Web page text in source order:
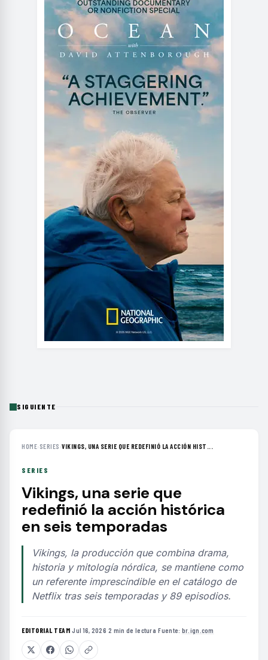
SIGUIENTE
HOME› SERIES ›VIKINGS, UNA SERIE QUE REDEFINIÓ LA ACCIÓN HIST...
SERIES
Vikings, una serie que
redefinió la acción histórica
en seis temporadas
Vikings, la producción que combina drama,
historia y mitología nórdica, se mantiene como
un referente imprescindible en el catálogo de
Netflix tras seis temporadas y 89 episodios.
EDITORIAL TEAM·Jul 16, 2026·2 min de lectura·Fuente: br.ign.com